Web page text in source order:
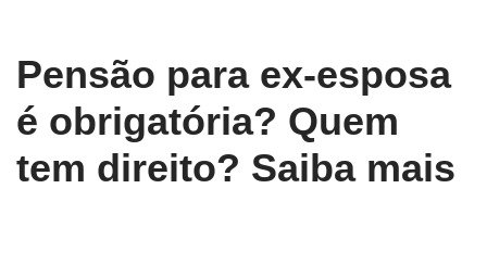
Pensão para ex-esposa
é obrigatória? Quem
tem direito? Saiba mais